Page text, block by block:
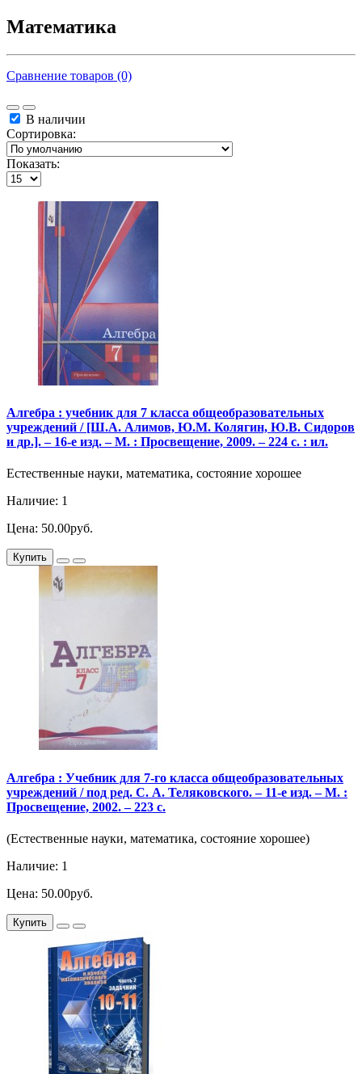
Математика
Сравнение товаров (0)
В наличии
Сортировка:
Показать:
Алгебра : учебник для 7 класса общеобразовательных
учреждений / [Ш.А. Алимов, Ю.М. Колягин, Ю.В. Сидоров
и др.]. – 16-е изд. – М. : Просвещение, 2009. – 224 с. : ил.
Естественные науки, математика, состояние хорошее
Наличие: 1
Цена: 50.00руб.
Купить
Алгебра : Учебник для 7-го класса общеобразовательных
учреждений / под ред. С. А. Теляковского. – 11-е изд. – М. :
Просвещение, 2002. – 223 с.
(Естественные науки, математика, состояние хорошее)
Наличие: 1
Цена: 50.00руб.
Купить